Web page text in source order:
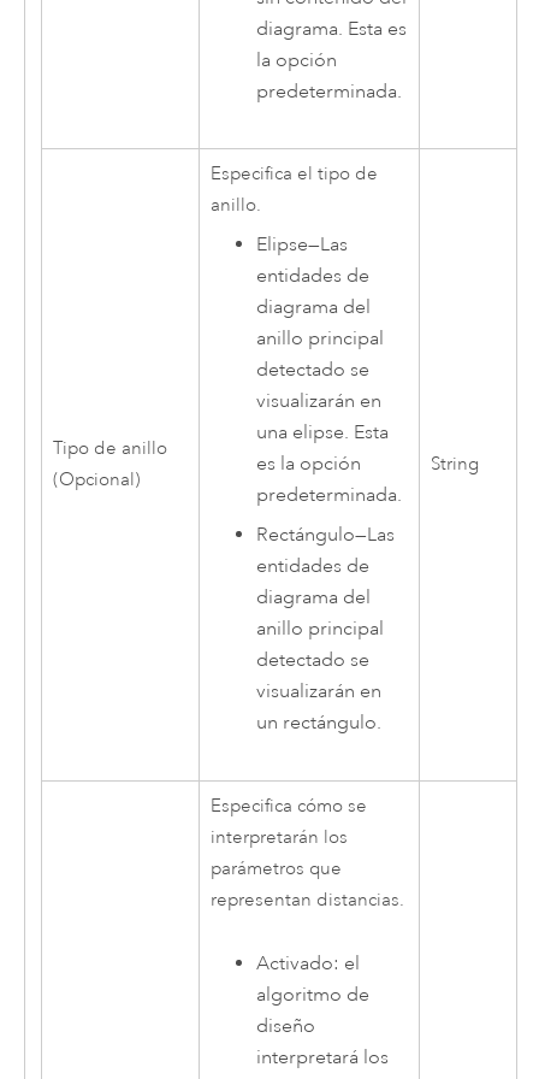
diagrama. Esta es
la opción
predeterminada.
Tipo de anillo
(Opcional)
Especifica el tipo de
anillo.
Elipse—Las
entidades de
diagrama del
anillo principal
detectado se
visualizarán en
una elipse. Esta
es la opción
predeterminada.
Rectángulo—Las
entidades de
diagrama del
anillo principal
detectado se
visualizarán en
un rectángulo.
String
Especifica cómo se
interpretarán los
parámetros que
representan distancias.
Activado: el
algoritmo de
diseño
interpretará los